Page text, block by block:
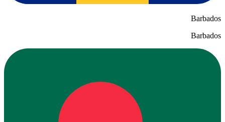
Barbados
Barbados